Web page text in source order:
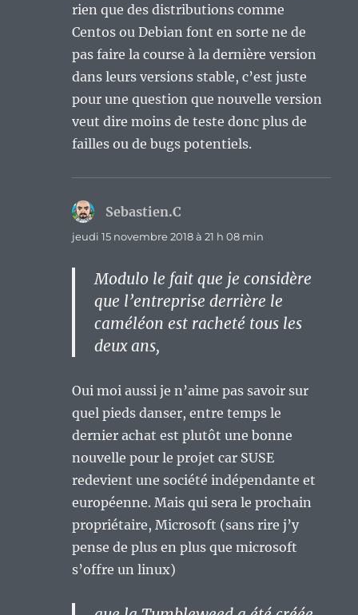
rien que des distributions comme
Centos ou Debian font en sorte ne de
pas faire la course à la dernière version
dans leurs versions stable, c’est juste
pour une question que nouvelle version
veut dire moins de teste donc plus de
failles ou de bugs potentiels.
Sebastien.C
jeudi 15 novembre 2018 à 21 h 08 min
Modulo le fait que je considère
que l’entreprise derrière le
caméléon est racheté tous les
deux ans,
Oui moi aussi je n’aime pas savoir sur
quel pieds danser, entre temps le
dernier achat est plutôt une bonne
nouvelle pour le projet car SUSE
redevient une société indépendante et
européenne. Mais qui sera le prochain
propriétaire, Microsoft (sans rire j’y
pense de plus en plus que microsoft
s’offre un linux)